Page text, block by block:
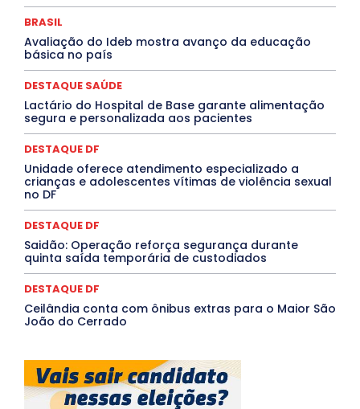
MEIO AMBIENTE
Paraíba
Paraná Pernambuco Piauí
POLÍTICA
QUALIFICAÇÃO PROFISSIONAL
RESIDÊNCIA
Rio de Janeiro
Santa Catarina
São Paulo SARAMPO
SAÚDE
Saúde Agora
SEGURANÇA
TÁ FROID?
TEATRO TECNOLOGIA
TIC TAC
Mais
BRASIL
Avaliação do Ideb mostra avanço da educação
básica no país
DESTAQUE SAÚDE
Lactário do Hospital de Base garante alimentação
segura e personalizada aos pacientes
DESTAQUE DF
Unidade oferece atendimento especializado a
crianças e adolescentes vítimas de violência sexual
no DF
DESTAQUE DF
Saidão: Operação reforça segurança durante
quinta saída temporária de custodiados
DESTAQUE DF
Ceilândia conta com ônibus extras para o Maior São
João do Cerrado